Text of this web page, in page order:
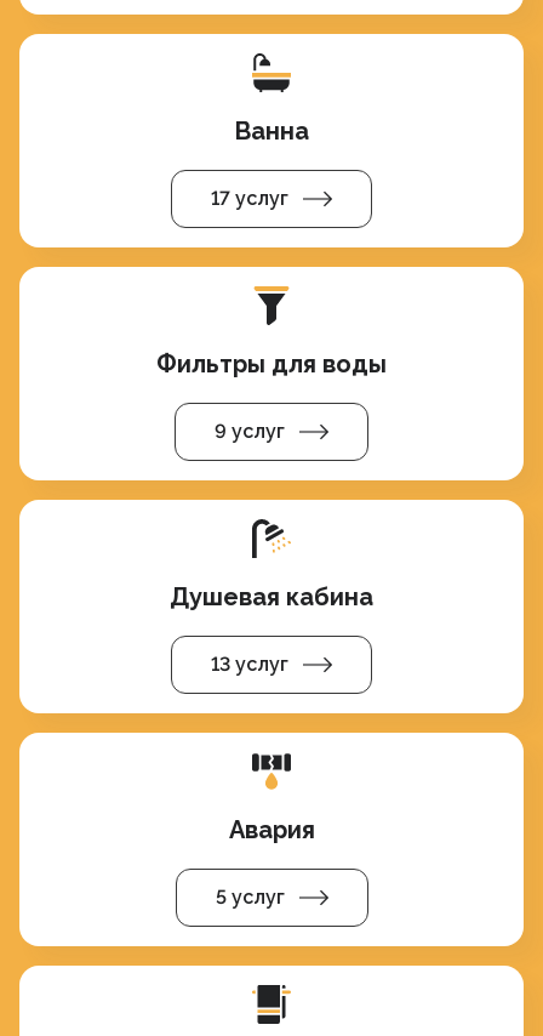
Ванна
17 услуг
Фильтры для воды
9 услуг
Душевая кабина
13 услуг
Авария
5 услуг